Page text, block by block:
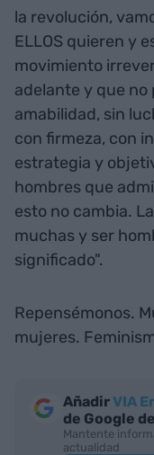
la revolución,
ELLOS quieren y
movimiento
adelante y que no
amabilidad, sin
con firmeza, con
estrategia y
hombres que
esto no cambia.
muchas y ser
significado".
Repensémonos.
mujeres.
AñadirVIA
de Google
Mantente
actualidad